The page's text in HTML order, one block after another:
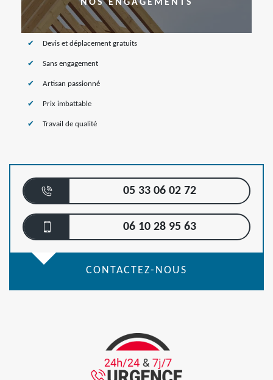
NOS ENGAGEMENTS
Devis et déplacement gratuits
Sans engagement
Artisan passionné
Prix imbattable
Travail de qualité
05 33 06 02 72
06 10 28 95 63
CONTACTEZ-NOUS